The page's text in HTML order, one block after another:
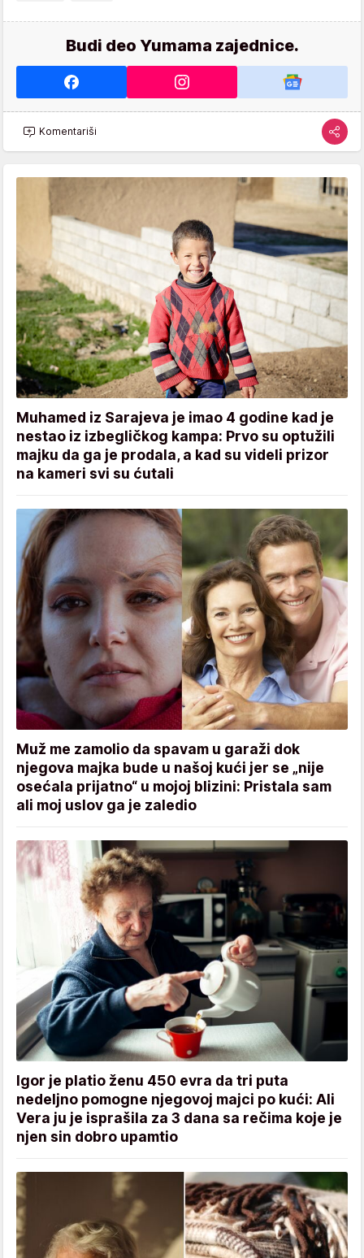
Budi deo Yumama zajednice.
Komentariši
Muhamed iz Sarajeva je imao 4 godine kad je
nestao iz izbegličkog kampa: Prvo su optužili
majku da ga je prodala, a kad su videli prizor
na kameri svi su ćutali
Muž me zamolio da spavam u garaži dok
njegova majka bude u našoj kući jer se „nije
osećala prijatno“ u mojoj blizini: Pristala sam
ali moj uslov ga je zaledio
Igor je platio ženu 450 evra da tri puta
nedeljno pomogne njegovoj majci po kući: Ali
Vera ju je isprašila za 3 dana sa rečima koje je
njen sin dobro upamtio